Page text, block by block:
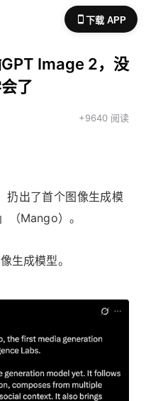
下载 APP
Image 2，没
了
+9640 阅读
扔出了首个图像生成模
（Mango）。
生成模型。